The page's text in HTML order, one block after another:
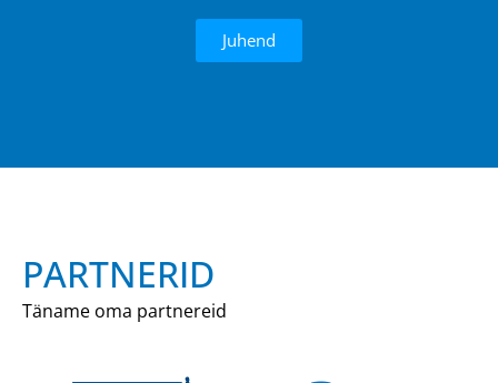
Juhend
PARTNERID
Täname oma partnereid